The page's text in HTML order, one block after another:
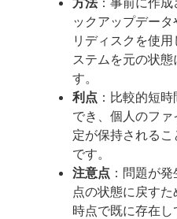
ックアップデー
リディスクを使用
ステムを元の状態
す。
利点 ：比較的短
でき、個人のファ
定が保持されるこ
です。
注意点 ：問題が
点の状態に戻す
時点で既に存在し